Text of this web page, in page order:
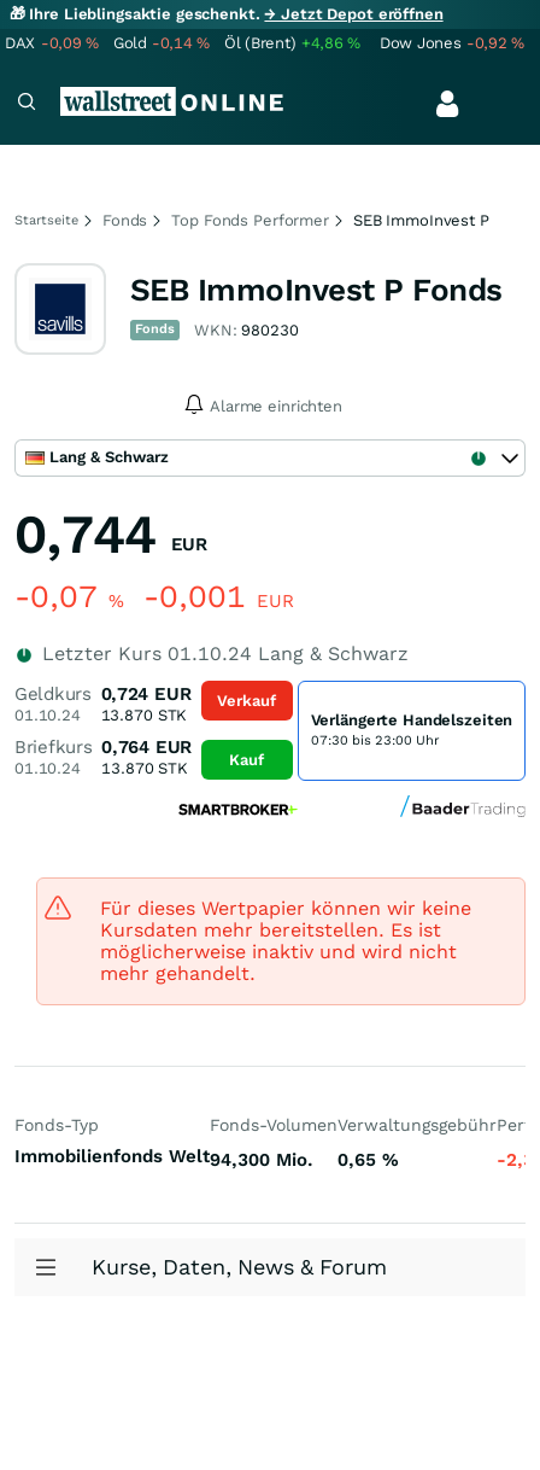
🎁 Ihre Lieblingsaktie geschenkt.→ Jetzt Depot eröffnen
DAX -0,09% Gold -0,14% Öl (Brent) +4,86% Dow Jones -0,92%
Startseite Fonds Top Fonds Performer SEB ImmoInvest P
SEB ImmoInvest P Fonds
Fonds WKN:980230
Alarme einrichten
Lang & Schwarz
0,744 EUR
-0,07 % -0,001 EUR
Letzter Kurs 01.10.24 Lang & Schwarz
Geldkurs
01.10.24
0,724 EUR
13.870STK
Briefkurs
01.10.24
0,764 EUR
13.870STK
Verkauf
Kauf
Verlängerte Handelszeiten
07:30 bis 23:00 Uhr
Für dieses Wertpapier können wir keine
Kursdaten mehr bereitstellen. Es ist
möglicherweise inaktiv und wird nicht
mehr gehandelt.
Fonds-Typ
Immobilienfonds Welt
Fonds-Volumen
94,300 Mio.
Verwaltungsgebühr
0,65 % -
Kurse, Daten, News & Forum